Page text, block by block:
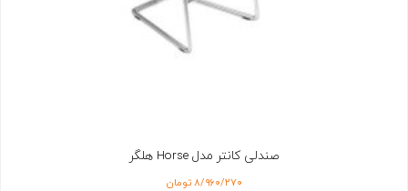
صندلی کانتر مدل Horse هلگر
۸/۹۶۰/۲۷۰ تومان